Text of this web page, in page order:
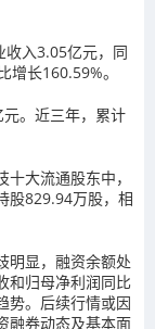
收入3.05亿元，同
长160.59%。
。近三年，累计
大流通股东中，
股829.94万股，相
明显，融资余额处
和归母净利润同比
势。后续行情或因
融券动态及基本面